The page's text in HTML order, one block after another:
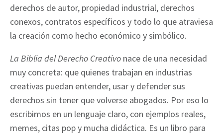
derechos de autor, propiedad industrial, derechos
conexos, contratos específicos y todo lo que atraviesa
la creación como hecho económico y simbólico.
La Biblia del Derecho Creativo nace de una necesidad
muy concreta: que quienes trabajan en industrias
creativas puedan entender, usar y defender sus
derechos sin tener que volverse abogados. Por eso lo
escribimos en un lenguaje claro, con ejemplos reales,
memes, citas pop y mucha didáctica. Es un libro para